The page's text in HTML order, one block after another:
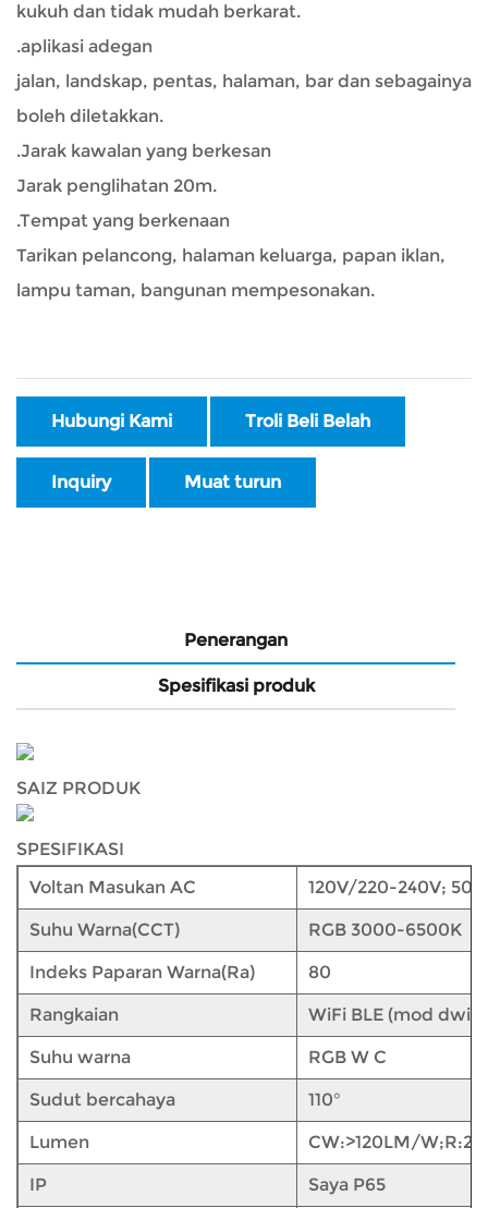
kukuh dan tidak mudah berkarat.
.aplikasi adegan
jalan, landskap, pentas, halaman, bar dan sebagainya
boleh diletakkan.
.Jarak kawalan yang berkesan
Jarak penglihatan 20m.
.Tempat yang berkenaan
Tarikan pelancong, halaman keluarga, papan iklan,
lampu taman, bangunan mempesonakan.
Hubungi Kami Troli Beli Belah
Inquiry Muat turun
Penerangan
Spesifikasi produk
SAIZ PRODUK
SPESIFIKASI
Voltan Masukan AC
120V/220-240V; 50/
Suhu Warna(CCT) RGB 3000-6500K
Indeks Paparan Warna(Ra) 80
Rangkaian WiFi BLE (mod dwi)
Suhu warna RGB W C
Sudut bercahaya 110°
Lumen CW:>120LM/
IP Saya P65